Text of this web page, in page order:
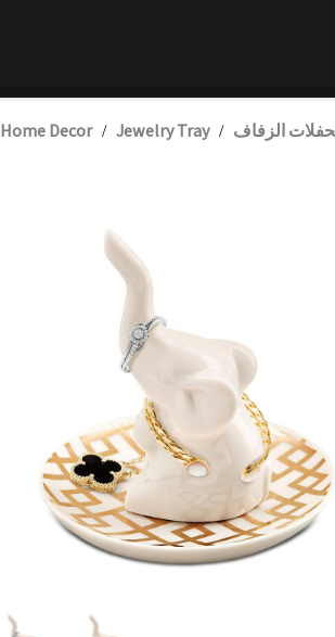
Home Decor / Jewelry Tray / الزفاف